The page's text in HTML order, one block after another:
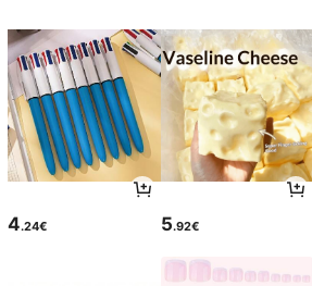
4.24€ 5.92€